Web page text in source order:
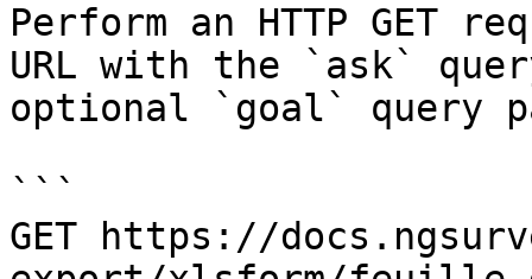
Perform an HTTP GET
URL with the `ask`
optional `goal` query
```
GET https://